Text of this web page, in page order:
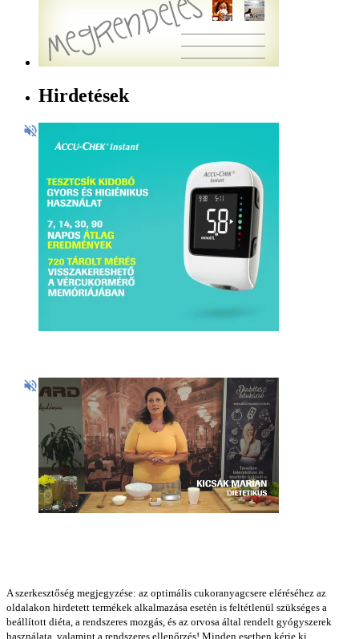
Hirdetések
A szerkesztőség megjegyzése: az optimális cukoranyagcsere eléréséhez az
oldalakon hirdetett termékek alkalmazása esetén is feltétlenül szükséges a
beállított diéta, a rendszeres mozgás, és az orvosa által rendelt gyógyszerek
használata, valamint a rendszeres ellenőrzés! Minden esetben kérje ki